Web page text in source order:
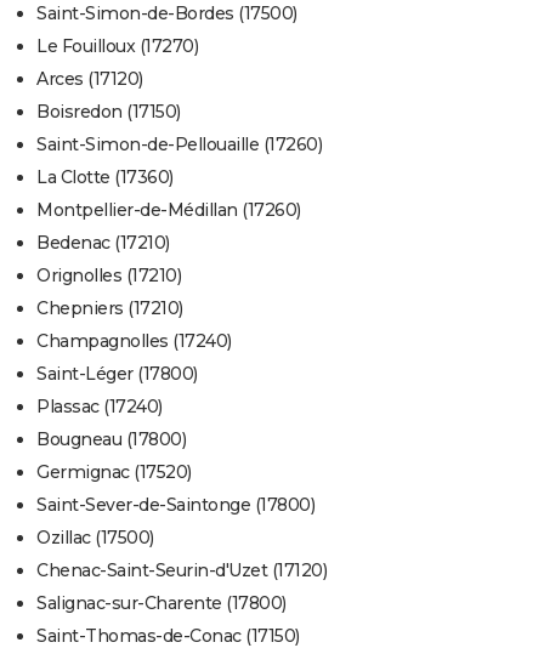
Saint-Simon-de-Bordes (17500)
Le Fouilloux (17270)
Arces (17120)
Boisredon (17150)
Saint-Simon-de-Pellouaille (17260)
La Clotte (17360)
Montpellier-de-Médillan (17260)
Bedenac (17210)
Orignolles (17210)
Chepniers (17210)
Champagnolles (17240)
Saint-Léger (17800)
Plassac (17240)
Bougneau (17800)
Germignac (17520)
Saint-Sever-de-Saintonge (17800)
Ozillac (17500)
Chenac-Saint-Seurin-d'Uzet (17120)
Salignac-sur-Charente (17800)
Saint-Thomas-de-Conac (17150)